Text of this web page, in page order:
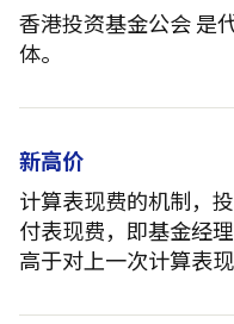
香港投资基金公会 是
体。
新高价
计算表现费的机制，
付表现费，即基金经
高于对上一次计算表